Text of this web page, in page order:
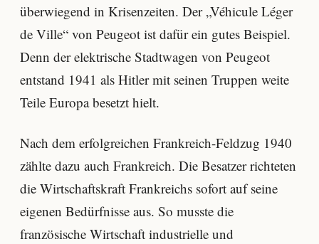
überwiegend in Krisenzeiten. Der „Véhicule Léger
de Ville“ von Peugeot ist dafür ein gutes Beispiel.
Denn der elektrische Stadtwagen von Peugeot
entstand 1941 als Hitler mit seinen Truppen weite
Teile Europa besetzt hielt.
Nach dem erfolgreichen Frankreich-Feldzug 1940
zählte dazu auch Frankreich. Die Besatzer richteten
die Wirtschaftskraft Frankreichs sofort auf seine
eigenen Bedürfnisse aus. So musste die
französische Wirtschaft industrielle und